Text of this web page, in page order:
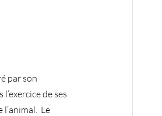
par son
de ses
Le